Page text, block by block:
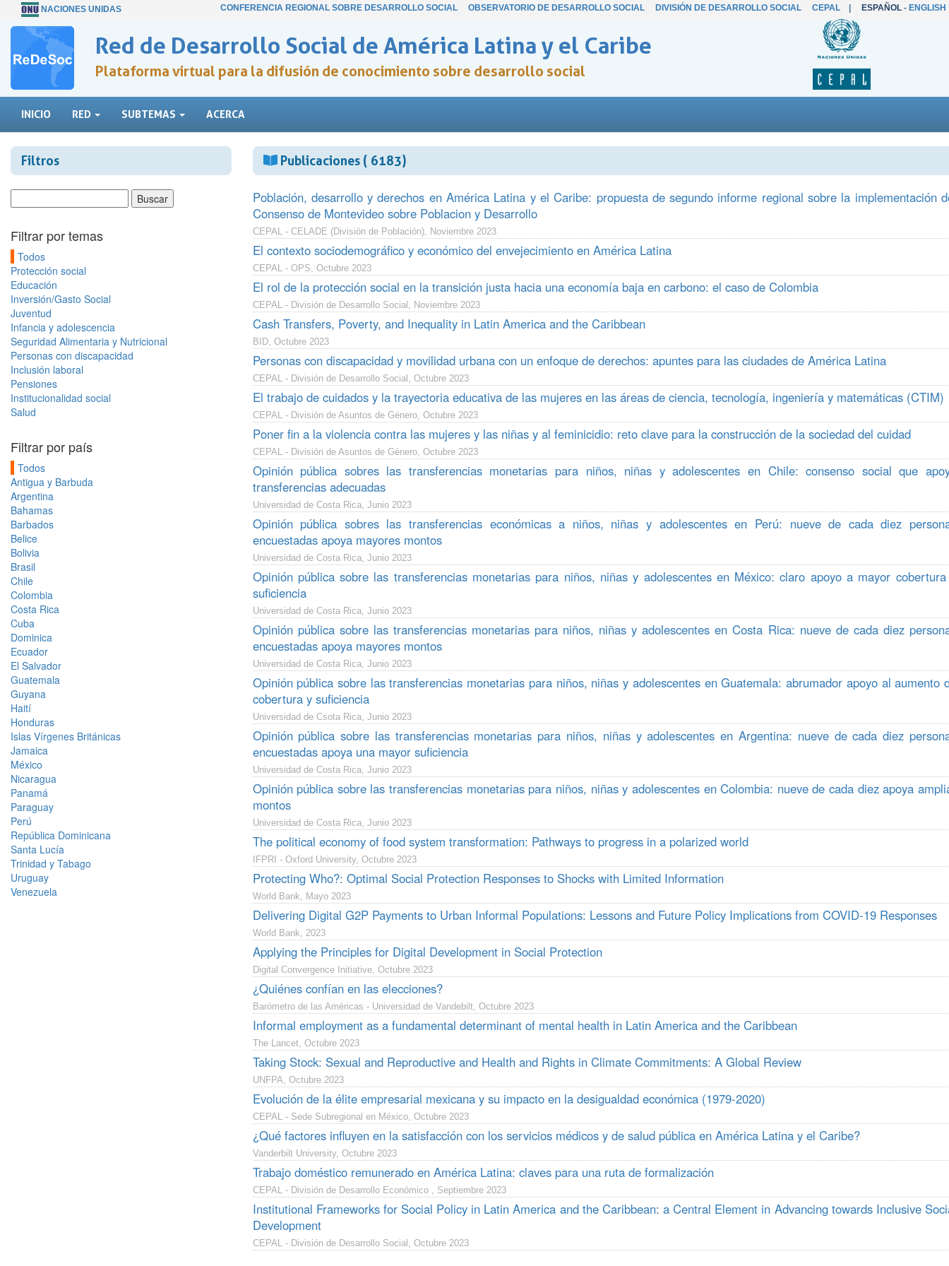
NACIONES UNIDAS CONFERENCIA REGIONAL SOBRE DESARROLLO SOCIAL OBSERVATORIO DE DESARROLLO SOCIAL DIVISIÓN DE DESARROLLO SOCIAL CEPAL| ESPAÑOL- ENGLISH
Red de Desarrollo Social de América Latina y el Caribe
Plataforma virtual para la difusión de conocimiento sobre desarrollo social
INICIO RED SUBTEMAS ACERCA
Filtros
Filtrar por temas
Todos
Protección social
Educación
Inversión/Gasto Social
Juventud
Infancia y adolescencia
Seguridad Alimentaria y Nutricional
Personas con discapacidad
Inclusión laboral
Pensiones
Institucionalidad social
Salud
Filtrar por país
Todos
Antigua y Barbuda
Argentina
Bahamas
Barbados
Belice
Bolivia
Brasil
Chile
Colombia
Costa Rica
Cuba
Dominica
Ecuador
El Salvador
Guatemala
Guyana
Haití
Honduras
Islas Vírgenes Británicas
Jamaica
México
Nicaragua
Panamá
Paraguay
Perú
República Dominicana
Santa Lucía
Trinidad y Tabago
Uruguay
Venezuela
Publicaciones ( 6183)
Población, desarrollo y derechos en América Latina y el Caribe: propuesta de segundo informe regional sobre la implementación
Consenso de Montevideo sobre Poblacion y Desarrollo
CEPAL - CELADE (División de Población), Noviembre 2023
El contexto sociodemográfico y económico del envejecimiento en América Latina
CEPAL - OPS, Octubre 2023
El rol de la protección social en la transición justa hacia una economía baja en carbono: el caso de Colombia
CEPAL - División de Desarrollo Social, Noviembre 2023
Cash Transfers, Poverty, and Inequality in Latin America and the Caribbean
BID, Octubre 2023
Personas con discapacidad y movilidad urbana con un enfoque de derechos: apuntes para las ciudades de América Latina
CEPAL - División de Desarrollo Social, Octubre 2023
El trabajo de cuidados y la trayectoria educativa de las mujeres en las áreas de ciencia, tecnología, ingeniería y matemáticas (CTIM)
CEPAL - División de Asuntos de Género, Octubre 2023
Poner fin a la violencia contra las mujeres y las niñas y al feminicidio: reto clave para la construcción de la sociedad del cuidad
CEPAL - División de Asuntos de Género, Octubre 2023
Opinión pública sobres las transferencias monetarias para niños, niñas y adolescentes en Chile: consenso social que
transferencias adecuadas
Universidad de Costa Rica, Junio 2023
Opinión pública sobres las transferencias económicas a niños, niñas y adolescentes en Perú: nueve de cada diez
encuestadas apoya mayores montos
Universidad de Costa Rica, Junio 2023
Opinión pública sobre las transferencias monetarias para niños, niñas y adolescentes en México: claro apoyo a mayor
suficiencia
Universidad de Costa Rica, Junio 2023
Opinión pública sobre las transferencias monetarias para niños, niñas y adolescentes en Costa Rica: nueve de cada diez
encuestadas apoya mayores montos
Universidad de Costa Rica, Junio 2023
Opinión pública sobre las transferencias monetarias para niños, niñas y adolescentes en Guatemala: abrumador apoyo al aumento
cobertura y suficiencia
Universidad de Csota Rica, Junio 2023
Opinión pública sobre las transferencias monetarias para niños, niñas y adolescentes en Argentina: nueve de cada diez
encuestadas apoya una mayor suficiencia
Universidad de Costa Rica, Junio 2023
Opinión pública sobre las transferencias monetarias para niños, niñas y adolescentes en Colombia: nueve de cada diez apoya
montos
Universidad de Costa Rica, Junio 2023
The political economy of food system transformation: Pathways to progress in a polarized world
IFPRI - Oxford University, Octubre 2023
Protecting Who?: Optimal Social Protection Responses to Shocks with Limited Information
World Bank, Mayo 2023
Delivering Digital G2P Payments to Urban Informal Populations: Lessons and Future Policy Implications from COVID-19 Responses
World Bank, 2023
Applying the Principles for Digital Development in Social Protection
Digital Convergence Initiative, Octubre 2023
¿Quiénes confían en las elecciones?
Barómetro de las Américas - Universidad de Vandebilt, Octubre 2023
Informal employment as a fundamental determinant of mental health in Latin America and the Caribbean
The Lancet, Octubre 2023
Taking Stock: Sexual and Reproductive and Health and Rights in Climate Commitments: A Global Review
UNFPA, Octubre 2023
Evolución de la élite empresarial mexicana y su impacto en la desigualdad económica (1979-2020)
CEPAL - Sede Subregional en México, Octubre 2023
¿Qué factores influyen en la satisfacción con los servicios médicos y de salud pública en América Latina y el Caribe?
Vanderbilt University, Octubre 2023
Trabajo doméstico remunerado en América Latina: claves para una ruta de formalización
CEPAL - División de Desarrollo Económico , Septiembre 2023
Institutional Frameworks for Social Policy in Latin America and the Caribbean: a Central Element in Advancing towards Inclusive
Development
CEPAL - División de Desarrollo Social, Octubre 2023